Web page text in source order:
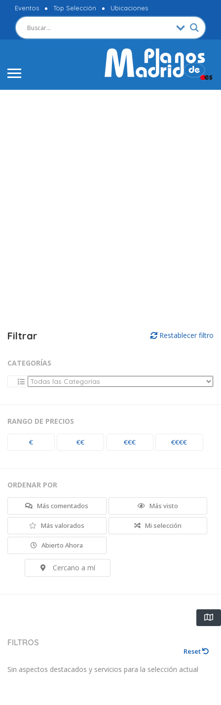
Eventos Top Selección Ubicaciones
Filtrar Restablecer filtro
CATEGORÍAS
RANGO DE PRECIOS
€ €€ €€€ €€€€
ORDENAR POR
Más comentados Más visto
Más valorados Mi selección
Abierto Ahora
Cercano a mí
FILTROS
Reset
Sin aspectos destacados y servicios para la selección actual